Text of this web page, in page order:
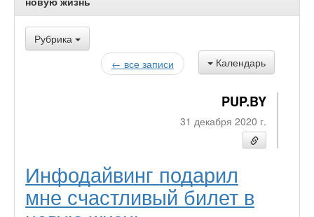
Рубрика
Календарь
← все записи
PUP.BY
31 декабря 2020 г.
Инфодайвинг подарил
мне счастливый билет в